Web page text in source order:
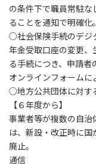
の条件下で職員常駐
ることを通知で明確化。
○社会保険手続のデジ
年金受取口座の変更
る手続につき、申請
オンラインフォームに
○地方公共団体に対す
【６年度から】
事業者等が複数の自
は、新設・改正時に
廃止。
通信